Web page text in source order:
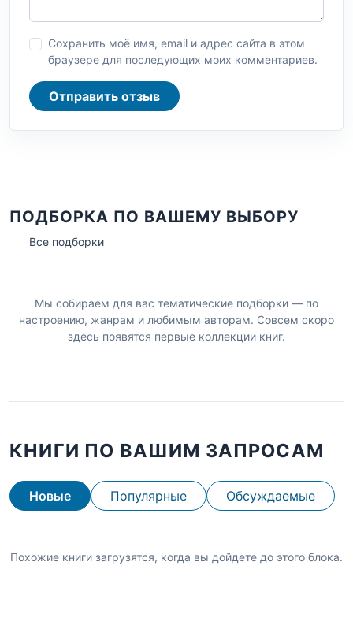
Сохранить моё имя, email и адрес сайта в этом
браузере для последующих моих комментариев.
Отправить отзыв
ПОДБОРКА ПО ВАШЕМУ ВЫБОРУ
Все подборки
Мы собираем для вас тематические подборки — по
настроению, жанрам и любимым авторам. Совсем скоро
здесь появятся первые коллекции книг.
КНИГИ ПО ВАШИМ ЗАПРОСАМ
Новые Популярные Обсуждаемые
Похожие книги загрузятся, когда вы дойдете до этого блока.